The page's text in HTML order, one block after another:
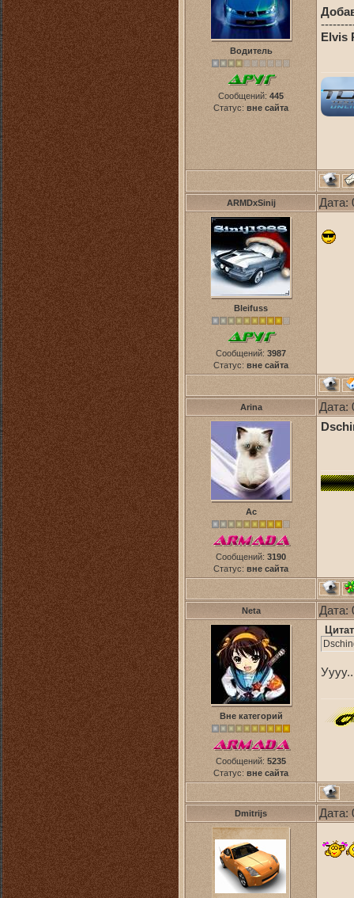
Водитель
Сообщений: 445
Статус: вне сайта
Elvis
ARMDxSinij Дата:
Bleifuss
Сообщений: 3987
Статус: вне сайта
Arina Дата:
Ас
Сообщений: 3190
Статус: вне сайта
Neta Дата:
Вне категорий
Сообщений: 5235
Статус: вне сайта
Dmitrijs Дата: